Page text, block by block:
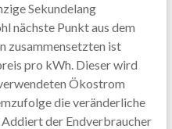
Sekundelang
nächste Punkt aus dem
zusammensetzten ist
pro kWh. Dieser wird
Ökostrom
die veränderliche
der Endverbraucher